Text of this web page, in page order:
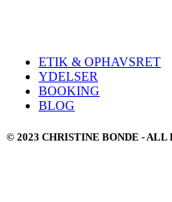
ETIK & OPHAVSRET
YDELSER
BOOKING
BLOG
© 2023 CHRISTINE BONDE - ALL